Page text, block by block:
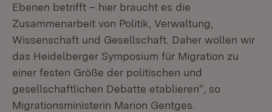
Ebenen betrifft – hier braucht es die
Zusammenarbeit von Politik, Verwaltung,
Wissenschaft und Gesellschaft. Daher wollen wir
das Heidelberger Symposium für Migration zu
einer festen Größe der politischen und
gesellschaftlichen Debatte etablieren“, so
Migrationsministerin Marion Gentges.